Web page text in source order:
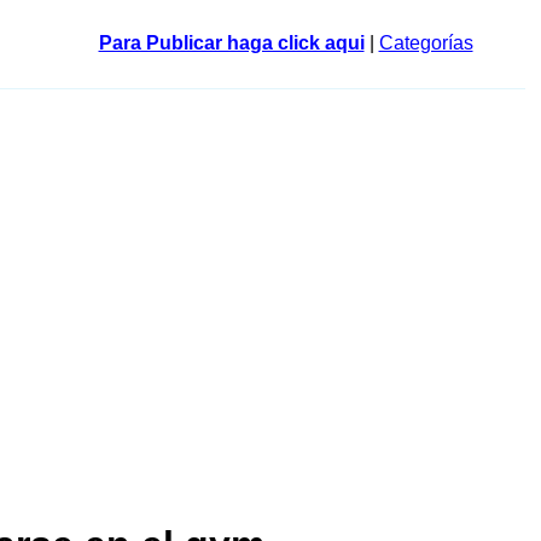
Para Publicar haga click aqui| Categorías